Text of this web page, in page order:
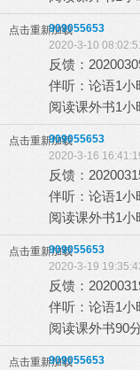
点击重新加载909055653
2020-3-10
反馈：
伴听：论语1小
阅读课外书1小
点击重新加载909055653
2020-3-16
反馈：
伴听：论语1小
阅读课外书1小
点击重新加载909055653
2020-3-19
反馈：
伴听：论语1小
阅读课外书90
点击重新加载909055653